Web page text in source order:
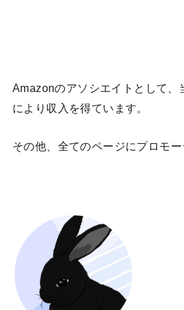
Amazonのアソシエイトとして、
により収入を得ています。
その他、全てのページにプロモー